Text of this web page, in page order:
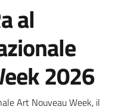
al
2026
Art Nouveau Week, il